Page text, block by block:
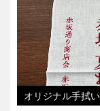
オリジナル手拭い